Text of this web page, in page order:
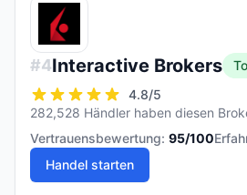
#4Interactive Brokers
4.8/5
282,528 Händler haben diesen
Vertrauensbewertung: 95/100
Handel starten